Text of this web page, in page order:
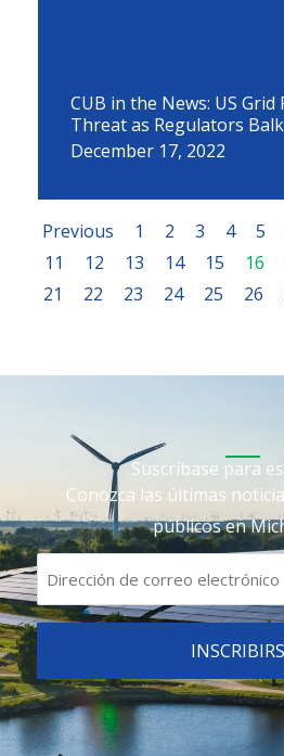
CUB in the News: US Grid
Threat as Regulators
December 17, 2022
Previous 1 2 3 4 5
11
12 13 14 15 16
21
22 23 24 25 26
Suscríbase para
Conozca las últimas
públicos en